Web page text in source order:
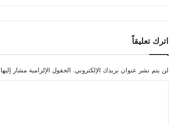
اترك تعليقاً
لن يتم نشر عنوان بريدك الإلكتروني. الحقول الإلزامية مشار إليها